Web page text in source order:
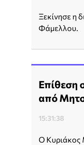
Ξεκίνησε η
Φάμελλου.
Επίθεση
από
15:31:38
Ο Κυριάκος